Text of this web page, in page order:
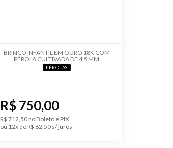
BRINCO INFANTIL EM OURO 18K COM
PÉROLA CULTIVADA DE 4,5 MM
PÉROLAS
R$ 712,50 no Boleto e PIX
ou 12x de R$ 62,50 s/ juros
R$ 750,00